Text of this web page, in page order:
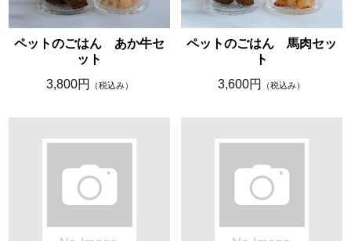
ペットのごはん あか牛セ
ット
3,800円
（税込み）
ペットのごはん 馬肉セッ
ト
3,600円
（税込み）